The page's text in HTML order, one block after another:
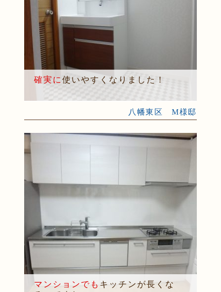
確実に 使いやすくなりました！
八幡東区 M様邸
マンションでも キッチンが長くな